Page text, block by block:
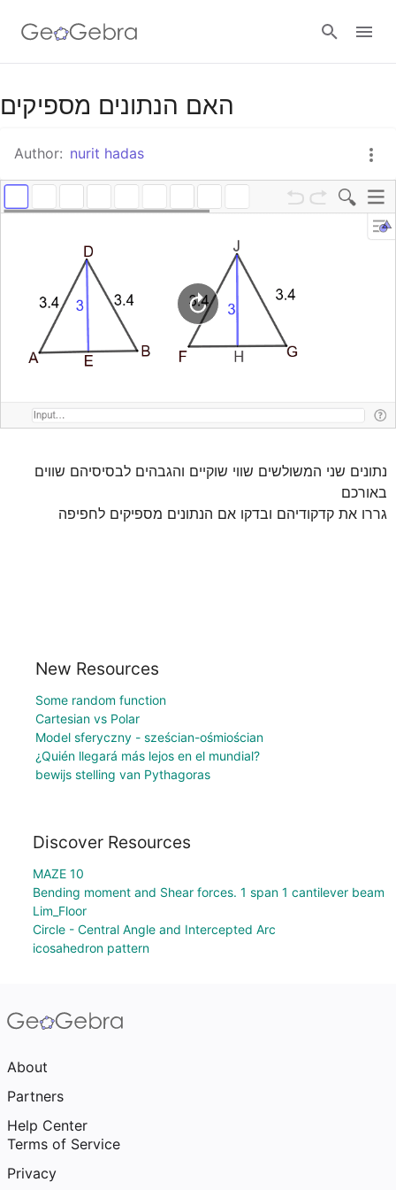
GeoGebra Classroom
האם הנתונים מספיקים
Author: nurit hadas
באורכם
גררו את קדקודיהם ובדקו אם הנתונים מספיקים לחפיפה
New Resources
Some random function
Cartesian vs Polar
Model sferyczny - sześcian-ośmiościan
¿Quién llegará más lejos en el mundial?
bewijs stelling van Pythagoras
Discover Resources
MAZE 10
Bending moment and Shear forces. 1 span 1 cantilever beam
Lim_Floor
Circle - Central Angle and Intercepted Arc
icosahedron pattern
About
Partners
Help Center
Terms of Service
Privacy